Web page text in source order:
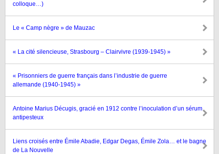
colloque…)
Le « Camp nègre » de Mauzac
« La cité silencieuse, Strasbourg – Clairvivre (1939-1945) »
« Prisonniers de guerre français dans l’industrie de guerre
allemande (1940-1945) »
Antoine Marius Décugis, gracié en 1912 contre l’inoculation d’un sérum
antipesteux
Liens croisés entre Émile Abadie, Edgar Degas, Émile Zola… et le bagne
de La Nouvelle